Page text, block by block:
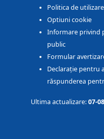
Politica de
Optiuni cookie
Informare privind
public
Formular
Declarație pentru
răspunderea
Ultima actualizare:07-